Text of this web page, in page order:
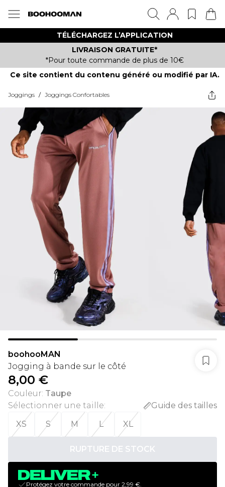
TÉLÉCHARGEZ L’APPLICATION
LIVRAISON GRATUITE*
*Pour toute commande de plus de 10€
Ce site contient du contenu généré ou modifié par IA.
Joggings / Joggings Confortables
boohooMAN
Jogging à bande sur le côté
8,00 €
Couleur: Taupe
Sélectionner une taille:
Guide des tailles
XS
S M L XL
RUPTURE DE STOCK
Protégez votre commande pour 2,99 €.